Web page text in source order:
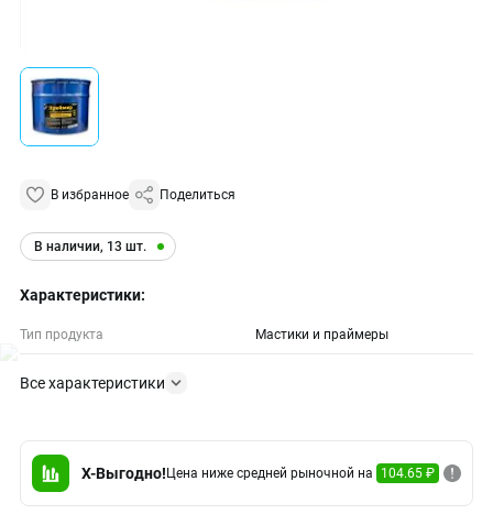
В избранное Поделиться
В наличии, 13 шт.
Характеристики:
Тип продукта Мастики и праймеры
Все характеристики
X-Выгодно! Цена ниже средней рыночной на 104.65 ₽